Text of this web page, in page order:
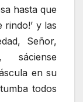
hasta que
rindo!’ y las
Señor,
sáciense
en su
todos